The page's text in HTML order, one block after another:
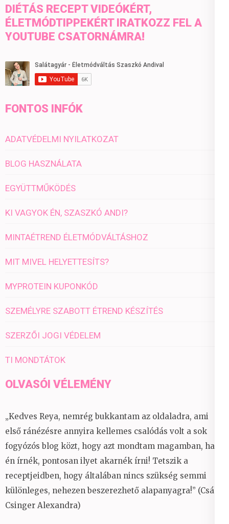
DIÉTÁS RECEPT VIDEÓKÉRT,
ÉLETMÓDTIPPEKÉRT IRATKOZZ FEL A
YOUTUBE CSATORNÁMRA!
FONTOS INFÓK
ADATVÉDELMI NYILATKOZAT
BLOG HASZNÁLATA
EGYÜTTMŰKÖDÉS
KI VAGYOK ÉN, SZASZKÓ ANDI?
MINTAÉTREND ÉLETMÓDVÁLTÁSHOZ
MIT MIVEL HELYETTESÍTS?
MYPROTEIN KUPONKÓD
SZEMÉLYRE SZABOTT ÉTREND KÉSZÍTÉS
SZERZŐI JOGI VÉDELEM
TI MONDTÁTOK
OLVASÓI VÉLEMÉNY
„Kedves Reya, nemrég bukkantam az oldaladra, ami
első ránézésre annyira kellemes csalódás volt a sok
fogyózós blog közt, hogy azt mondtam magamban, ha
én írnék, pontosan ilyet akarnék írni! Tetszik a
receptjeidben, hogy általában nincs szükség semmi
különleges, nehezen beszerezhető alapanyagra!” (Csáky
Csinger Alexandra)